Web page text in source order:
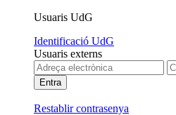
Usuaris UdG
Identificació UdG
Usuaris externs
Restablir contrasenya